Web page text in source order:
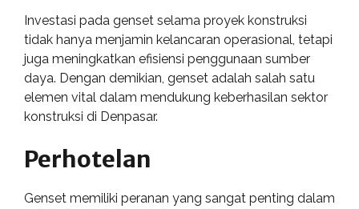
Investasi pada genset selama proyek konstruksi
tidak hanya menjamin kelancaran operasional, tetapi
juga meningkatkan efisiensi penggunaan sumber
daya. Dengan demikian, genset adalah salah satu
elemen vital dalam mendukung keberhasilan sektor
konstruksi di Denpasar.
Perhotelan
Genset memiliki peranan yang sangat penting dalam